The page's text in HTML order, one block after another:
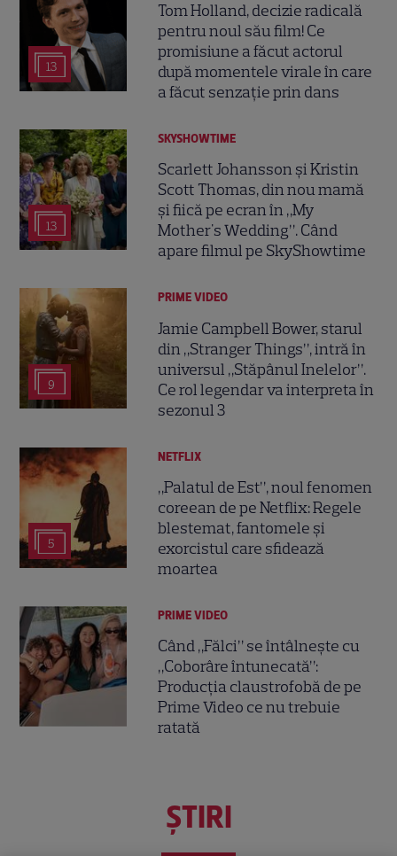
13
Tom Holland, decizie radicală
pentru noul său film! Ce
promisiune a făcut actorul
după momentele virale în care
a făcut senzație prin dans
13
SKYSHOWTIME
Scarlett Johansson și Kristin
Scott Thomas, din nou mamă
și fiică pe ecran în „My
Mother's Wedding”. Când
apare filmul pe SkyShowtime
9
PRIME VIDEO
Jamie Campbell Bower, starul
din „Stranger Things”, intră în
universul „Stăpânul Inelelor”.
Ce rol legendar va interpreta în
sezonul 3
5
NETFLIX
„Palatul de Est”, noul fenomen
coreean de pe Netflix: Regele
blestemat, fantomele și
exorcistul care sfidează
moartea
PRIME VIDEO
Când „Fălci” se întâlnește cu
„Coborâre întunecată”:
Producția claustrofobă de pe
Prime Video ce nu trebuie
ratată
ŞTIRI